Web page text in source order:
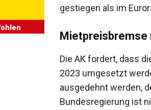
gestiegen als im
Mietpreisbremse
Die AK fordert, dass
2023 umgesetzt
ausgedehnt werden,
Bundesregierung ist